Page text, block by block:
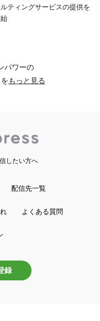
ティングサービスの提供を
パワーの
もっと見る
したい方へ
配信先一覧
よくある質問
録